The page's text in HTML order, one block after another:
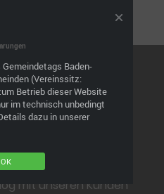
weiter.
und
das wir durch
mit unseren Kunden
Baden-
(Vereinssitz:
Betrieb dieser Website
im technisch unbedingt
dazu in unserer
OK